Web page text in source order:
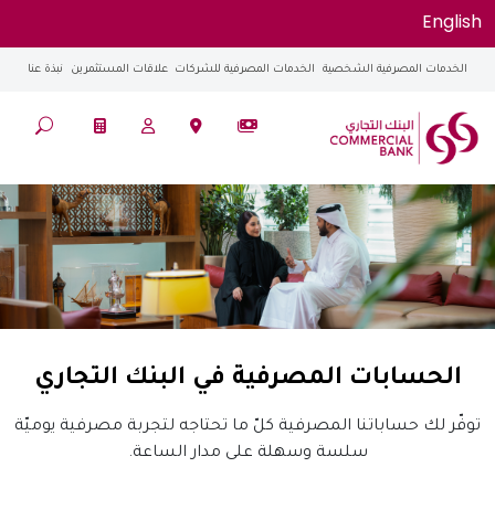
English
الخدمات المصرفية الشخصية الخدمات المصرفية للشركات علاقات المستثمرين نبذة عنا
الحسابات المصرفية في البنك التجاري
توفّر لك حساباتنا المصرفية كلّ ما تحتاجه لتجربة مصرفية يوميّة
سلسة وسهلة على مدار الساعة.